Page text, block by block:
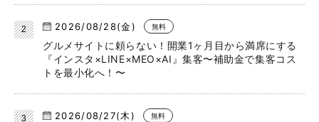
2026/08/28(金) 無料
グルメサイトに頼らない！開業1ヶ月目から満席にする
『インスタ×LINE×MEO×AI』集客〜補助金で集客コス
トを最小化へ！〜
2026/08/27(木) 無料